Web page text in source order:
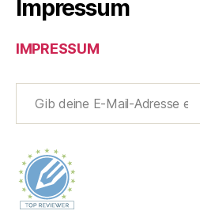
Impressum
IMPRESSUM
Gib deine E-Mail-Adresse ein ...